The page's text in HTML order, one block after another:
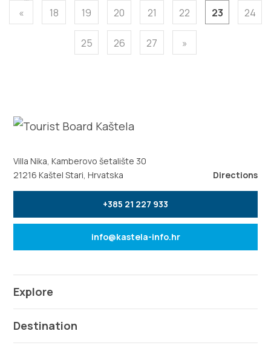
« 18 19 20 21 22 23 24
25 26 27 »
Villa Nika, Kamberovo šetalište 30
21216 Kaštel Stari, Hrvatska
Directions
+385 21 227 933
info@kastela-info.hr
Explore
Destination